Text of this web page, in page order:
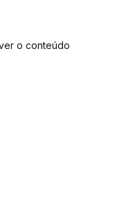
o conteúdo